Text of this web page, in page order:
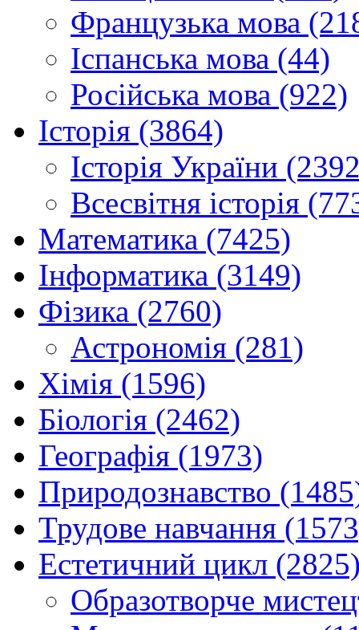
Французька мова
Іспанська мова (44)
Російська мова (922)
Історія (3864)
Історія України
Всесвітня історія
Математика (7425)
Інформатика (3149)
Фізика (2760)
Астрономія (281)
Хімія (1596)
Біологія (2462)
Географія (1973)
Природознавство
Трудове навчання
Естетичний цикл
Образотворче